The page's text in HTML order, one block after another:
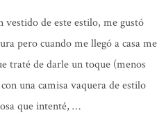
de este estilo, me gustó
pero cuando me llegó a casa me
traté de darle un toque (menos
una camisa vaquera de estilo
que intenté, …